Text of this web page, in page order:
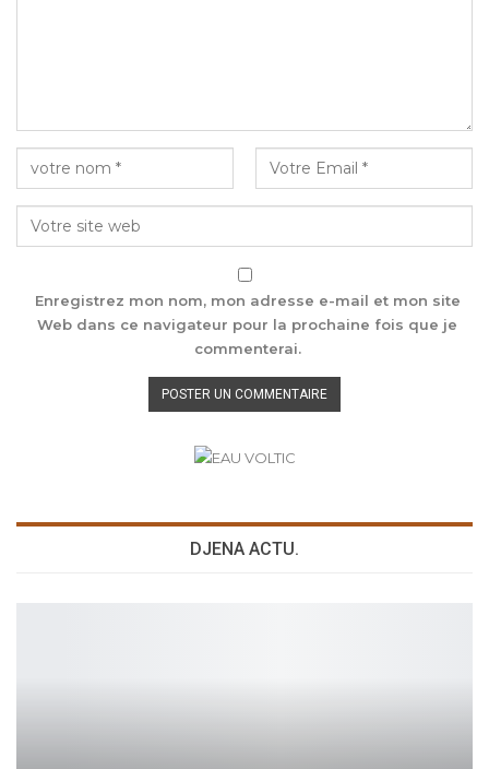
Enregistrez mon nom, mon adresse e-mail et mon site
Web dans ce navigateur pour la prochaine fois que je
commenterai.
DJENA ACTU.